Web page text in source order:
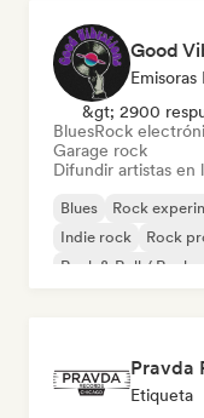
Good
Emisoras
&gt; 2900
BluesRock
Garage rock
Difundir artistas en
Blues Rock
Indie rock
Rock
Rock & Roll / Rock
Pravda
Etiqueta